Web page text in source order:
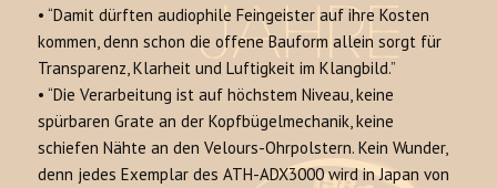
•“Damit dürften audiophile Feingeister auf ihre Kosten
kommen, denn schon die offene Bauform allein sorgt für
Transparenz, Klarheit und Luftigkeit im Klangbild.”
•“Die Verarbeitung ist auf höchstem Niveau, keine
spürbaren Grate an der Kopfbügelmechanik, keine
schiefen Nähte an den Velours-Ohrpolstern. Kein Wunder,
denn jedes Exemplar des ATH-ADX3000 wird in Japan von